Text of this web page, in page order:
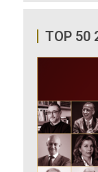
TOP 50